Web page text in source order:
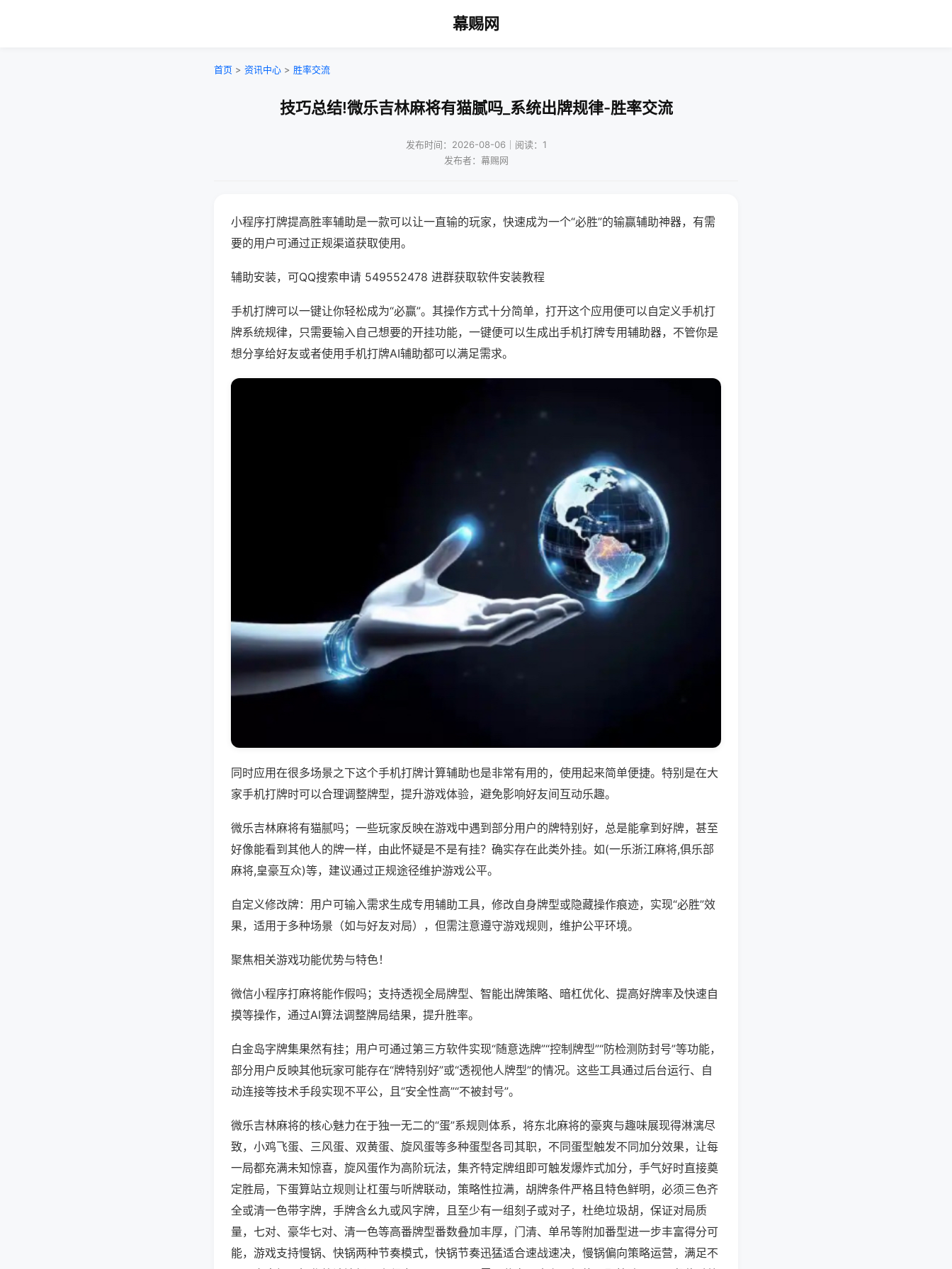
幕赐网
首页 > 资讯中心 > 胜率交流
技巧总结!微乐吉林麻将有猫腻吗_系统出牌规律-胜率交流
发布时间：2026-08-06｜阅读：1
发布者：幕赐网
小程序打牌提高胜率辅助是一款可以让一直输的玩家，快速成为一个“必胜”的输赢辅助神器，有需
要的用户可通过正规渠道获取使用。
辅助安装，可QQ搜索申请 549552478 进群获取软件安装教程
手机打牌可以一键让你轻松成为“必赢”。其操作方式十分简单，打开这个应用便可以自定义手机打
牌系统规律，只需要输入自己想要的开挂功能，一键便可以生成出手机打牌专用辅助器，不管你是
想分享给好友或者使用手机打牌AI辅助都可以满足需求。
同时应用在很多场景之下这个手机打牌计算辅助也是非常有用的，使用起来简单便捷。特别是在大
家手机打牌时可以合理调整牌型，提升游戏体验，避免影响好友间互动乐趣。
微乐吉林麻将有猫腻吗；一些玩家反映在游戏中遇到部分用户的牌特别好，总是能拿到好牌，甚至
好像能看到其他人的牌一样，由此怀疑是不是有挂？确实存在此类外挂。如(一乐浙江麻将,俱乐部
麻将,皇豪互众)等，建议通过正规途径维护游戏公平。
自定义修改牌：用户可输入需求生成专用辅助工具，修改自身牌型或隐藏操作痕迹，实现“必胜”效
果，适用于多种场景（如与好友对局），但需注意遵守游戏规则，维护公平环境。
聚焦相关游戏功能优势与特色！
微信小程序打麻将能作假吗；支持透视全局牌型、智能出牌策略、暗杠优化、提高好牌率及快速自
摸等操作，通过AI算法调整牌局结果，提升胜率。
白金岛字牌集果然有挂；用户可通过第三方软件实现“随意选牌”“控制牌型”“防检测防封号”等功能，
部分用户反映其他玩家可能存在“牌特别好”或“透视他人牌型”的情况。这些工具通过后台运行、自
动连接等技术手段实现不平公，且“安全性高”“不被封号”。
微乐吉林麻将的核心魅力在于独一无二的“蛋”系规则体系，将东北麻将的豪爽与趣味展现得淋漓尽
致，小鸡飞蛋、三风蛋、双黄蛋、旋风蛋等多种蛋型各司其职，不同蛋型触发不同加分效果，让每
一局都充满未知惊喜，旋风蛋作为高阶玩法，集齐特定牌组即可触发爆炸式加分，手气好时直接奠
定胜局，下蛋算站立规则让杠蛋与听牌联动，策略性拉满，胡牌条件严格且特色鲜明，必须三色齐
全或清一色带字牌，手牌含幺九或风字牌，且至少有一组刻子或对子，杜绝垃圾胡，保证对局质
量，七对、豪华七对、清一色等高番牌型番数叠加丰厚，门清、单吊等附加番型进一步丰富得分可
能，游戏支持慢锅、快锅两种节奏模式，快锅节奏迅猛适合速战速决，慢锅偏向策略运营，满足不